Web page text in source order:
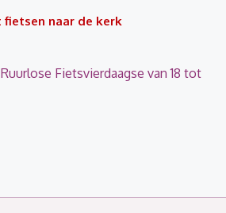
fietsen naar de kerk
Fietsvierdaagse van 18 tot